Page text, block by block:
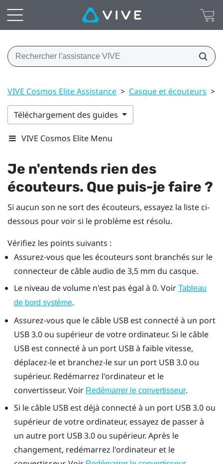
VIVE Cosmos Elite Assistance > Casque et écouteurs >
Téléchargement des guides
VIVE Cosmos Elite Menu
Je n'entends rien des
écouteurs. Que puis-je faire ?
Si aucun son ne sort des écouteurs, essayez la liste ci-
dessous pour voir si le problème est résolu.
Vérifiez les points suivants :
Assurez-vous que les écouteurs sont branchés sur le
connecteur de câble audio de 3,5 mm du casque.
Le niveau de volume n'est pas égal à 0. Voir Tableau
de bord système.
Assurez-vous que le câble USB est connecté à un port
USB 3.0 ou supérieur de votre ordinateur. Si le câble
USB est connecté à un port USB à faible vitesse,
déplacez-le et branchez-le sur un port USB 3.0 ou
supérieur. Redémarrez l'ordinateur et le
convertisseur. Voir Redémarrer le convertisseur.
Si le câble USB est déjà connecté à un port USB 3.0 ou
supérieur de votre ordinateur, essayez de passer à
un autre port USB 3.0 ou supérieur. Après le
changement, redémarrez l'ordinateur et le